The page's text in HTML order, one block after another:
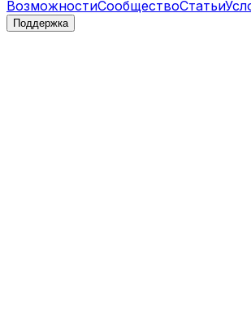
ВозможностиСообществоСтатьи
Поддержка